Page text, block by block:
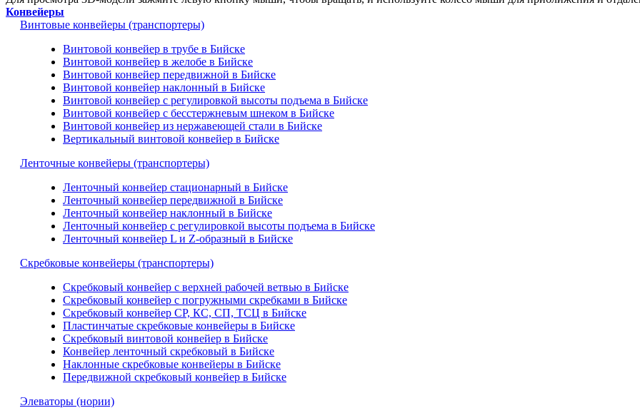
Конвейеры
Винтовые конвейеры (транспортеры)
Винтовой конвейер в трубе в Бийске
Винтовой конвейер в желобе в Бийске
Винтовой конвейер передвижной в Бийске
Винтовой конвейер наклонный в Бийске
Винтовой конвейер с регулировкой высоты подъема в Бийске
Винтовой конвейер с бесстержневым шнеком в Бийске
Винтовой конвейер из нержавеющей стали в Бийске
Вертикальный винтовой конвейер в Бийске
Ленточные конвейеры (транспортеры)
Ленточный конвейер стационарный в Бийске
Ленточный конвейер передвижной в Бийске
Ленточный конвейер наклонный в Бийске
Ленточный конвейер с регулировкой высоты подъема в Бийске
Ленточный конвейер L и Z-образный в Бийске
Скребковые конвейеры (транспортеры)
Скребковый конвейер с верхней рабочей ветвью в Бийске
Скребковый конвейер с погружными скребками в Бийске
Скребковый конвейер СР, КС, СП, ТСЦ в Бийске
Пластинчатые скребковые конвейеры в Бийске
Скребковый винтовой конвейер в Бийске
Конвейер ленточный скребковый в Бийске
Наклонные скребковые конвейеры в Бийске
Передвижной скребковый конвейер в Бийске
Элеваторы (нории)